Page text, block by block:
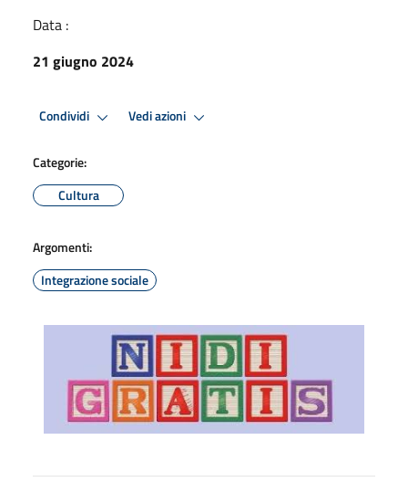
Data :
21 giugno 2024
Condividi Vedi azioni
Categorie:
Cultura
Argomenti:
Integrazione sociale